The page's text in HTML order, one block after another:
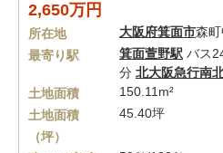
2,650万円
所在地 大阪府箕面市森町
最寄り駅
箕面萱野駅 バス
分 北大阪急行南
土地面積
150.11m²
土地面積
（坪）
45.40坪